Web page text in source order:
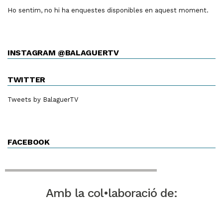
Ho sentim, no hi ha enquestes disponibles en aquest moment.
INSTAGRAM @BALAGUERTV
TWITTER
Tweets by BalaguerTV
FACEBOOK
Amb la col•laboració de: